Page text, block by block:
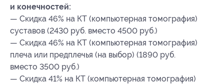
и конечностей:
— Скидка 46% на КТ (компьютерная томография)
суставов (2430 руб. вместо 4500 руб.)
— Скидка 46% на КТ (компьютерная томография)
плеча или предплечья (на выбор) (1890 руб.
вместо 3500 руб.)
— Скидка 41% на КТ (компьютерная томография)